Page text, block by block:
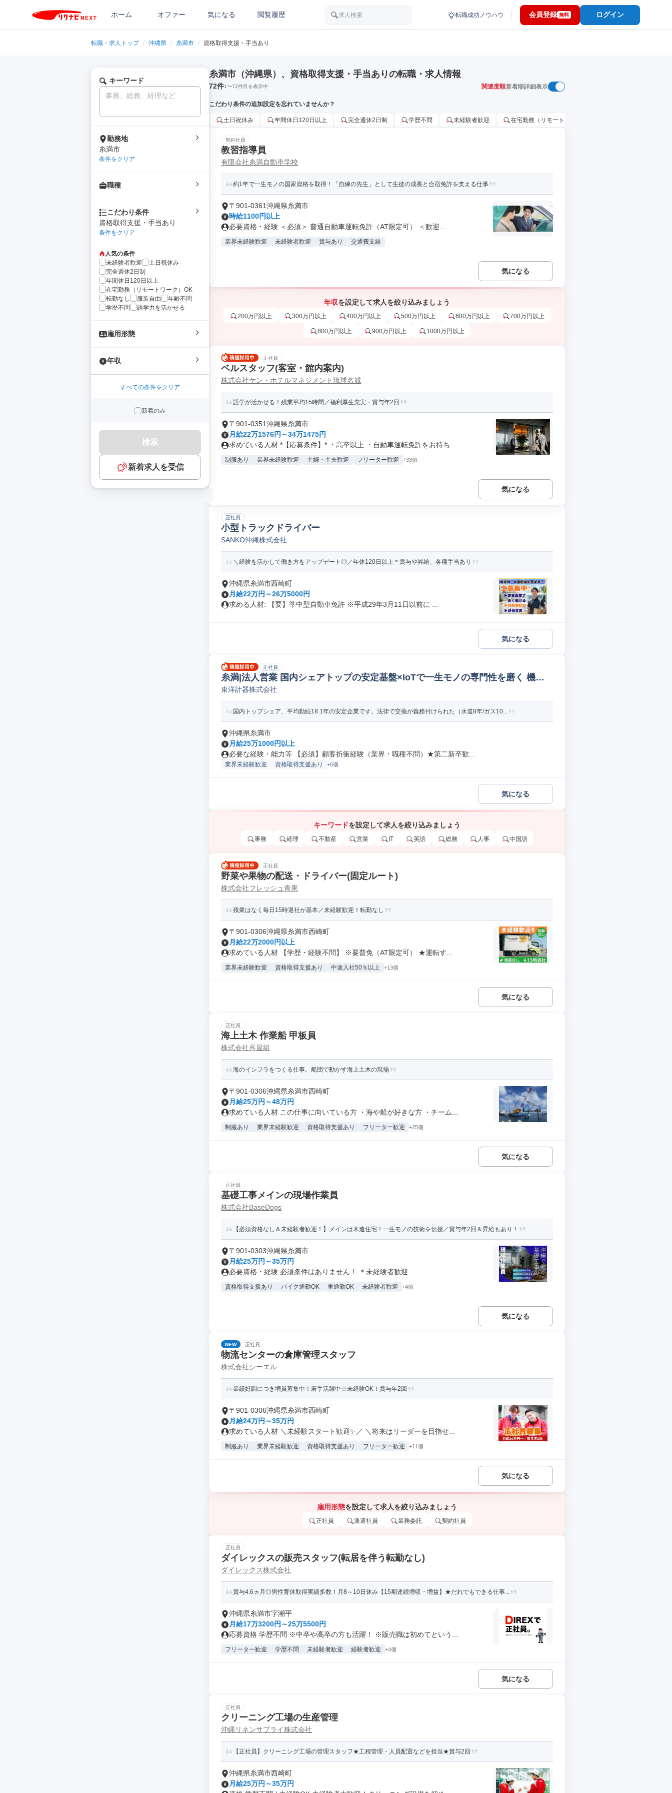
ホーム オファー 気になる 閲覧履歴 求人検索 転職成功ノウハウ 会員登録 無料 ログイン
転職・求人トップ / 沖縄県 / 糸満市 / 資格取得支援・手当あり
キーワード
勤務地
糸満市
条件をクリア
職種
こだわり条件
資格取得支援・手当あり
条件をクリア
人気の条件
未経験者歓迎
土日祝休み
完全週休2日制
年間休日120日以上
在宅勤務（リモートワーク）OK
転勤なし
服装自由
年齢不問
学歴不問
語学力を活かせる
雇用形態
年収
すべての条件をクリア
新着のみ
検索
新着求人を受信
糸満市（沖縄県）、資格取得支援・手当ありの転職・求人情報
72件1〜72件目を表示中 関連度順新着順詳細表示
こだわり条件の追加設定を忘れていませんか？
土日祝休み 年間休日120日以上 完全週休2日制 学歴不問 未経験者歓迎 在宅勤務（リモートワーク）OK
契約社員
教習指導員
有限会社糸満自動車学校
約1年で一生モノの国家資格を取得！「自練の先生」として生徒の成長と合宿免許を支える仕事
〒901-0361沖縄県糸満市
時給1100円以上
必要資格・経験 ＜必須＞ 普通自動車運転免許（AT限定可） ＜歓迎...
業界未経験歓迎 未経験者歓迎 賞与あり 交通費支給
気になる
年収を設定して求人を絞り込みましょう
200万円以上 300万円以上 400万円以上 500万円以上 600万円以上 700万円以上
800万円以上 900万円以上 1000万円以上
正社員
ベルスタッフ(客室・館内案内)
株式会社ケン・ホテルマネジメント琉球名城
語学が活かせる！残業平均15時間／福利厚生充実・賞与年2回
〒901-0351沖縄県糸満市
月給22万1576円～34万1475円
求めている人材 *【応募条件】* ・高卒以上 ・自動車運転免許をお持ち...
制服あり 業界未経験歓迎 主婦・主夫歓迎 フリーター歓迎 +33個
気になる
正社員
小型トラックドライバー
SANKO沖縄株式会社
＼経験を活かして働き方をアップデート◎／年休120日以上＊賞与や昇給、各種手当あり
沖縄県糸満市西崎町
月給22万円～26万5000円
求める人材: 【要】準中型自動車免許 ※平成29年3月11日以前に ...
気になる
正社員
糸満|法人営業 国内シェアトップの安定基盤×IoTで一生モノの専門性を磨く 機械/
電気/電子製品法人営業
東洋計器株式会社
国内トップシェア、平均勤続18.1年の安定企業です。法律で交換が義務付けられた（水道8年/ガス10...
沖縄県糸満市
月給25万1000円以上
必要な経験・能力等 【必須】顧客折衝経験（業界・職種不問）★第二新卒歓...
業界未経験歓迎 資格取得支援あり +6個
気になる
キーワードを設定して求人を絞り込みましょう
事務 経理 不動産 営業 IT 英語 総務 人事 中国語
正社員
野菜や果物の配送・ドライバー(固定ルート)
株式会社フレッシュ青果
残業はなく毎日15時退社が基本／未経験歓迎！転勤なし
〒901-0306沖縄県糸満市西崎町
月給22万2000円以上
求めている人材 【学歴・経験不問】 ※要普免（AT限定可） ★運転す...
業界未経験歓迎 資格取得支援あり 中途入社50％以上 +13個
気になる
正社員
海上土木 作業船 甲板員
株式会社呉屋組
海のインフラをつくる仕事。船団で動かす海上土木の現場
〒901-0306沖縄県糸満市西崎町
月給25万円～48万円
求めている人材 この仕事に向いている方 ・海や船が好きな方 ・チーム...
制服あり 業界未経験歓迎 資格取得支援あり フリーター歓迎 +25個
気になる
正社員
基礎工事メインの現場作業員
株式会社BaseDogs
【必須資格なし＆未経験者歓迎！】メインは木造住宅！一生モノの技術を伝授／賞与年2回＆昇給もあり！
〒901-0303沖縄県糸満市
月給25万円～35万円
必要資格・経験 必須条件はありません！ ＊未経験者歓迎
資格取得支援あり バイク通勤OK 車通勤OK 未経験者歓迎 +4個
気になる
NEW 正社員
物流センターの倉庫管理スタッフ
株式会社シーエル
業績好調につき増員募集中！若手活躍中☆未経験OK！賞与年2回
〒901-0306沖縄県糸満市西崎町
月給24万円～35万円
求めている人材 ＼未経験スタート歓迎✨／ ＼将来はリーダーを目指せ...
制服あり 業界未経験歓迎 資格取得支援あり フリーター歓迎 +11個
気になる
雇用形態を設定して求人を絞り込みましょう
正社員 派遣社員 業務委託 契約社員
正社員
ダイレックスの販売スタッフ(転居を伴う転勤なし)
ダイレックス株式会社
賞与4.6ヵ月◎男性育休取得実績多数！月8～10日休み【15期連続増収・増益】★だれでもできる仕事...
沖縄県糸満市字潮平
月給17万3200円～25万5500円
応募資格 学歴不問 ※中卒や高卒の方も活躍！ ※販売職は初めてという...
フリーター歓迎 学歴不問 未経験者歓迎 経験者歓迎 +4個
気になる
正社員
クリーニング工場の生産管理
沖縄リネンサプライ株式会社
【正社員】クリーニング工場の管理スタッフ★工程管理・人員配置などを担当★賞与2回
沖縄県糸満市西崎町
月給25万円～35万円